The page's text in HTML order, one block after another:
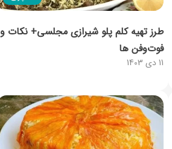
11 دی 1403
طرز تهیه کلم پلو شیرازی مجلسی+ نکات و
فوت‌وفن ها